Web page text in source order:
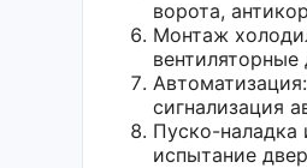
ворота,
Монтаж
сигнализация
Пуско-наладка
испытание